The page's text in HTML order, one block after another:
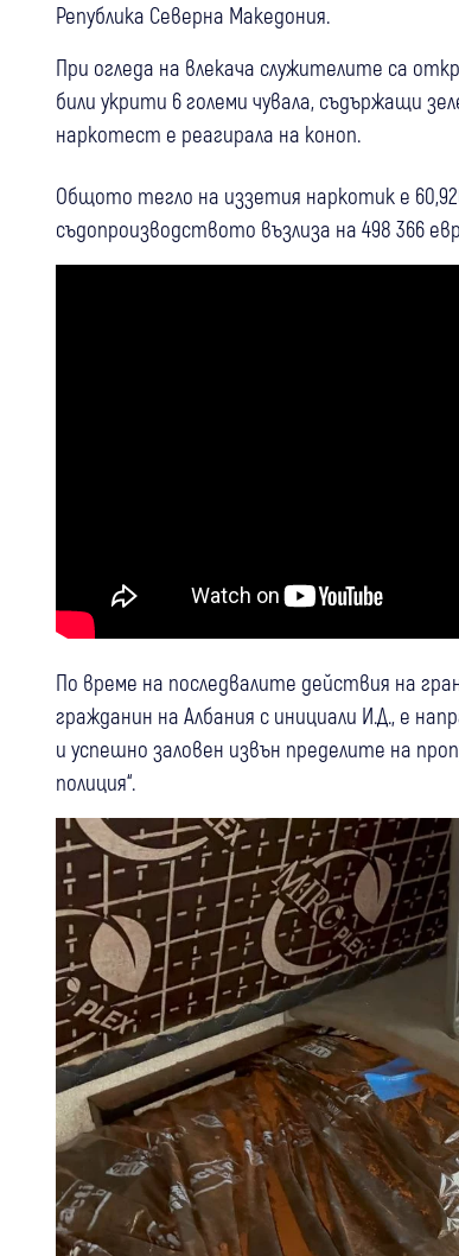
Република Северна Македония.
При огледа на влекача служителите са
били укрити 6 големи чувала, съдържащи
наркотест е реагирала на коноп.
Общото тегло на иззетия наркотик е
съдопроизводството възлиза на 498 366
По време на последвалите действия на
гражданин на Албания с инициали И.Д., е
и успешно заловен извън пределите на
полиция“.